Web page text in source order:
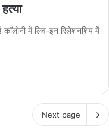
कॉलोनी में लिव-इन रिलेशनशिप में
Next page